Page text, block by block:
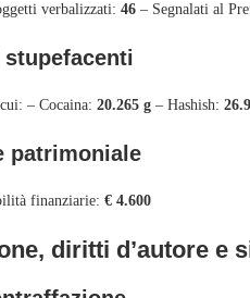
verbalizzati: 46 – Segnalati al
– Cocaina: 20.265 g – Hashish:
patrimoniale
finanziarie: € 4.600
diritti d’autore e